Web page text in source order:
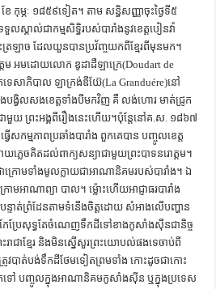
ែ កុម្ភៈ ១៨៥៩ទៀត។ តាម សន្ធិសញ្ញាចុះថ្ងៃទី៥
ស្គាល់ជាកម្មសិទ្ធិរបស់បារាំងនូវខេត្តបៀនវ៉ា
ឡាច ដែលយួនបានប្រវ័ញ្ចយកពីខ្មែរពីមុនមក។
ម អមដោយលោក ឌូដាដឺឡាក្រេ(Doudart de
សាភិបាល ឡាក្រង់ឌីយ៊ែ(La Granduére)នៅ
ងបង្វិលសងខេត្តទាំងបីមកវិញ គឺ លង់ហោរ មាត់ជ្រូក
មួយ ព្រះអង្គពីរឿងនេះហើយ។ប៉ុន្តែនៅគ.ស. ១៨៦៧
សកម្មភាពប្រឆាំងបារាំង ពួកគេបាន បញ្ចូលខេត្ត
ភ្លេចគិតដល់ពាក្យសន្យាជាមួយព្រះបាទនរោត្ដម។
ាក្រោមទាំងមូលក្លាយជាអាណានិគមរបស់បារាំង។ ឯ
ោមអាណាព្យា បាល។ ម្ល៉ោះហើយអាជ្ញាធរបារាំង
ន្ទាត់ព្រំដែនតាមទំនើងចិត្តដោយ សំអាងលើបញ្ហាន
ែប្រែសុទ្ធតែចំណេញទឹកដីទៅខាងកូសាំងស៊ីនជានិច្ច
ាជាខ្មែរ និងមិនស្នើសួរព្រះយោបល់ផងទេចាប់ពី
រូវបាត់បង់ទឹកដីថែមទៀតព្រមទាំង កោះដូចជាកោះ
ទៅ បញ្ចូលក្នុងអាណានិគមកូសាំងស៊ីន ឬក្នុងប្រទេស